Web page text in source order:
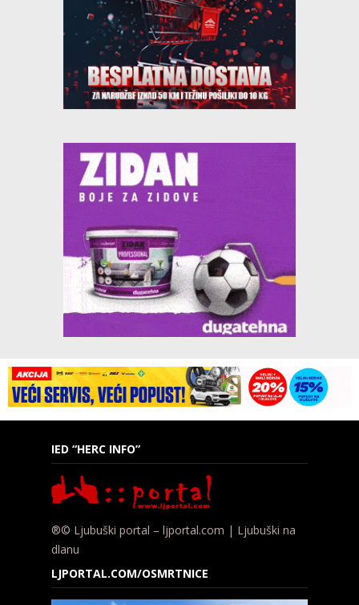
IED “HERC INFO”
®© Ljubuški portal – ljportal.com | Ljubuški na
dlanu
LJPORTAL.COM/OSMRTNICE